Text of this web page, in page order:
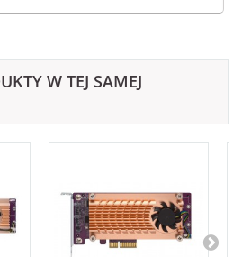
W TEJ SAMEJ